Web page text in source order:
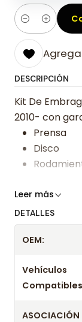
Cantidad
DESCRIPCIÓN
Kit De
2010- con
Prensa
Disco
Somos
tienda
Leer más
DETALLES
OEM:
Vehículos
ASOCIACIÓN